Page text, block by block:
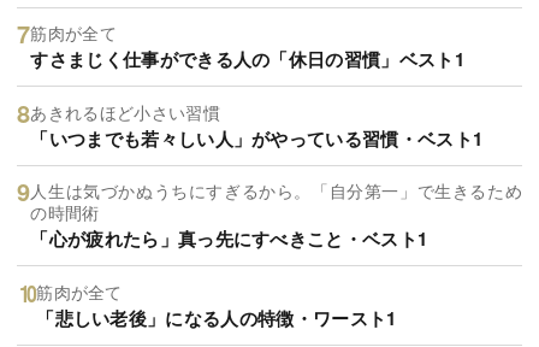
筋肉が全て
すさまじく仕事ができる人の「休日の習慣」ベスト1
あきれるほど小さい習慣
「いつまでも若々しい人」がやっている習慣・ベスト1
人生は気づかぬうちにすぎるから。「自分第一」で生きるため
の時間術
「心が疲れたら」真っ先にすべきこと・ベスト1
筋肉が全て
「悲しい老後」になる人の特徴・ワースト1